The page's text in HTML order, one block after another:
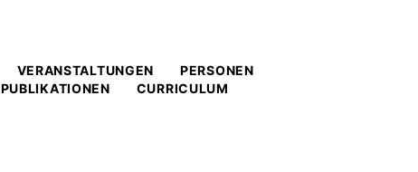
VERANSTALTUNGEN
PERSONEN
PUBLIKATIONEN
CURRICULUM